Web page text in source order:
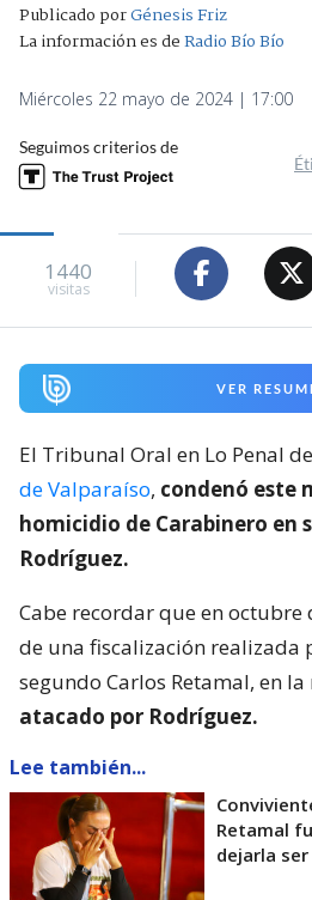
Publicado porGénesis Friz
La información es deRadio Bío Bío
Miércoles 22 mayo de 2024 | 17:00
Seguimos criterios de
1440
visitas
VER
El Tribunal Oral en Lo Penal
de Valparaíso, condenó este
homicidio de Carabinero en
Rodríguez.
Cabe recordar que en octubre
de una fiscalización realizada
segundo Carlos Retamal, en
atacado por Rodríguez.
Lee también...
Retamal
dejarla